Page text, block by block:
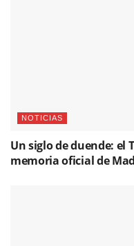
NOTICIAS
Un siglo de duende: el
memoria oficial de